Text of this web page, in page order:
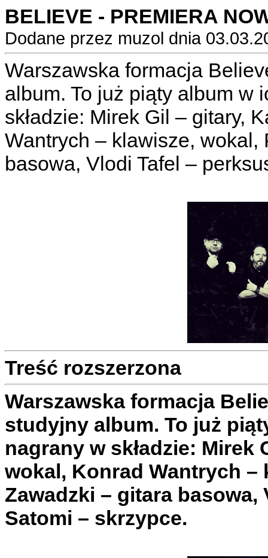
BELIEVE - PREMIERA
Dodane przez muzol dnia
Warszawska formacja
album. To już piąty album w
składzie: Mirek Gil – gitary,
Wantrych – klawisze,
basowa, Vlodi Tafel –
Treść rozszerzona
Warszawska formacja
studyjny album. To już
nagrany w składzie: Mirek
wokal, Konrad Wantrych –
Zawadzki – gitara
Satomi – skrzypce.